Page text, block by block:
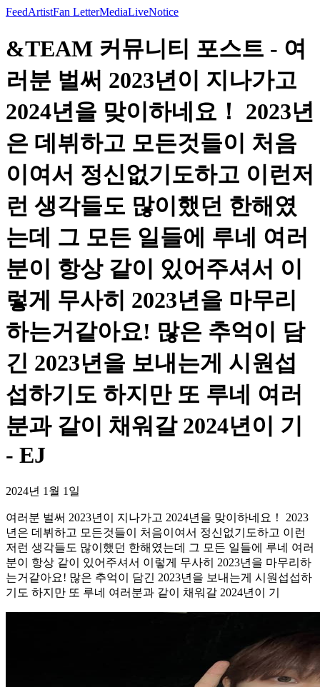
FeedArtistFan LetterMediaLiveNotice
&TEAM 커뮤니티 포스트 - 여
러분 벌써 2023년이 지나가고
2024년을 맞이하네요！ 2023년
은 데뷔하고 모든것들이 처음
이여서 정신없기도하고 이런저
런 생각들도 많이했던 한해였
는데 그 모든 일들에 루네 여러
분이 항상 같이 있어주셔서 이
렇게 무사히 2023년을 마무리
하는거같아요! 많은 추억이 담
긴 2023년을 보내는게 시원섭
섭하기도 하지만 또 루네 여러
분과 같이 채워갈 2024년이 기
- EJ
2024년 1월 1일
여러분 벌써 2023년이 지나가고 2024년을 맞이하네요！ 2023
년은 데뷔하고 모든것들이 처음이여서 정신없기도하고 이런
저런 생각들도 많이했던 한해였는데 그 모든 일들에 루네 여러
분이 항상 같이 있어주셔서 이렇게 무사히 2023년을 마무리하
는거같아요! 많은 추억이 담긴 2023년을 보내는게 시원섭섭하
기도 하지만 또 루네 여러분과 같이 채워갈 2024년이 기